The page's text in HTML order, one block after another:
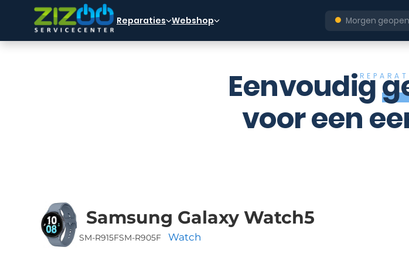
Ga naar hoofdinhoud
Ga naar voettekst ● Morgen
Reparaties Webshop
Eenvoudig
voor een
Samsung Galaxy Watch5
SM-R915FSM-R905F Watch